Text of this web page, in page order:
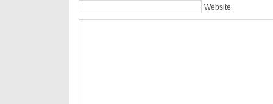
Website